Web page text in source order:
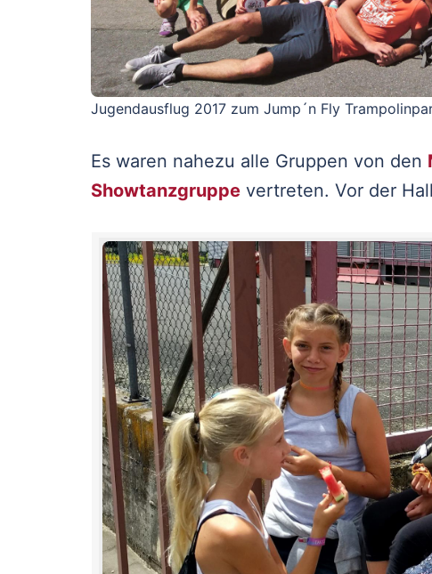
Jugendausflug 2017 zum Jump´n Fly
Es waren nahezu alle Gruppen von den
Showtanzgruppe vertreten. Vor der